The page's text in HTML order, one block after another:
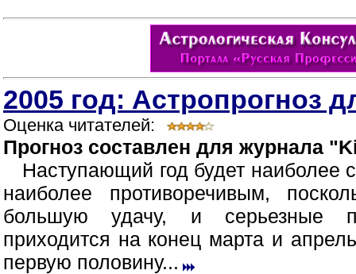
2005 год: Астропрогноз
Оценка читателей:
Прогноз составлен для журнала
Наступающий год будет наиболее
наиболее противоречивым,
большую удачу, и серьезные
приходится на конец марта и
первую половину...